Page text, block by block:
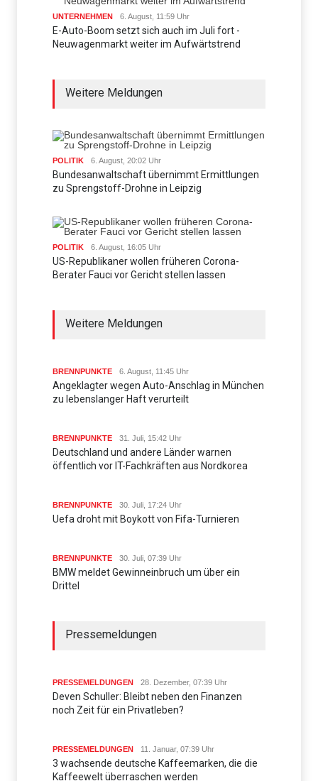
UNTERNEHMEN 6. August, 11:59 Uhr
E-Auto-Boom setzt sich auch im Juli fort -
Neuwagenmarkt weiter im Aufwärtstrend
Weitere Meldungen
POLITIK 6. August, 20:02 Uhr
Bundesanwaltschaft übernimmt Ermittlungen
zu Sprengstoff-Drohne in Leipzig
POLITIK 6. August, 16:05 Uhr
US-Republikaner wollen früheren Corona-
Berater Fauci vor Gericht stellen lassen
Weitere Meldungen
BRENNPUNKTE 6. August, 11:45 Uhr
Angeklagter wegen Auto-Anschlag in München
zu lebenslanger Haft verurteilt
BRENNPUNKTE 31. Juli, 15:42 Uhr
Deutschland und andere Länder warnen
öffentlich vor IT-Fachkräften aus Nordkorea
BRENNPUNKTE 30. Juli, 17:24 Uhr
Uefa droht mit Boykott von Fifa-Turnieren
BRENNPUNKTE 30. Juli, 07:39 Uhr
BMW meldet Gewinneinbruch um über ein
Drittel
Pressemeldungen
PRESSEMELDUNGEN 28. Dezember, 07:39 Uhr
Deven Schuller: Bleibt neben den Finanzen
noch Zeit für ein Privatleben?
PRESSEMELDUNGEN 11. Januar, 07:39 Uhr
3 wachsende deutsche Kaffeemarken, die die
Kaffeewelt überraschen werden